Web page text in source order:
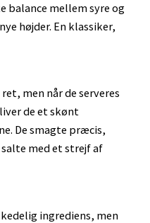
balance mellem syre og
højder. En klassiker,
men når de serveres
de et skønt
De smagte præcis,
med et strejf af
ingrediens, men